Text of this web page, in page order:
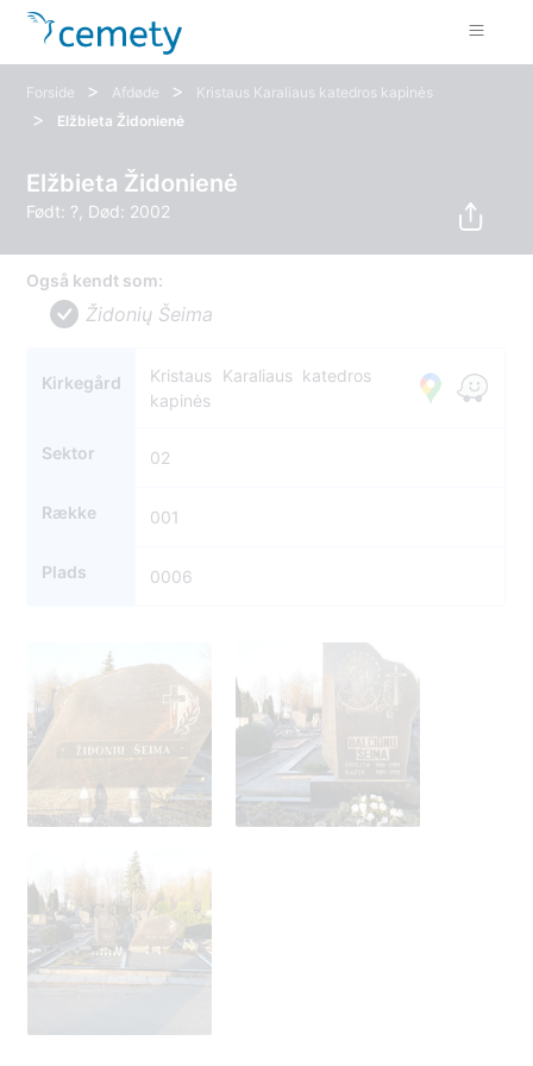
Forside > Afdøde > Kristaus Karaliaus katedros kapinės
> Elžbieta Židonienė
Elžbieta Židonienė
Født: ?, Død: 2002
Også kendt som:
Židonių Šeima
Kirkegård
Kristaus Karaliaus katedros
kapinės
Sektor 02
Række 001
Plads 0006